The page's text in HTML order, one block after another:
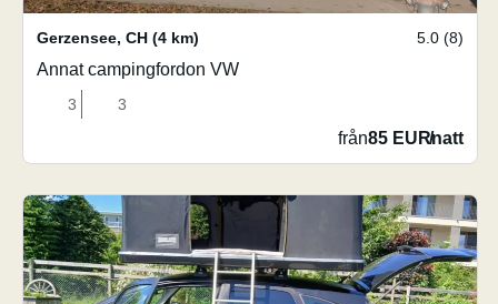
Gerzensee, CH (4 km) 5.0 (8)
Annat campingfordon VW
3 3
från85 EUR/natt